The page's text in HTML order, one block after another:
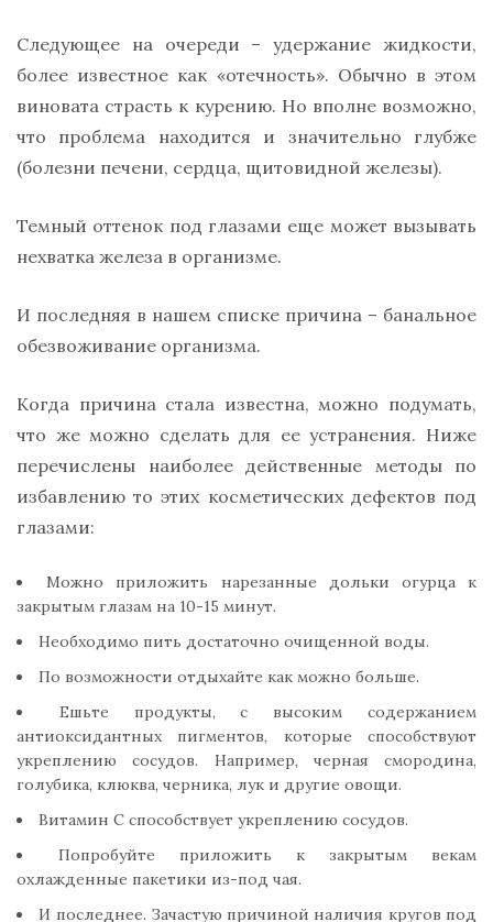
Следующее на очереди – удержание жидкости,
более известное как «отечность». Обычно в этом
виновата страсть к курению. Но вполне возможно,
что проблема находится и значительно глубже
(болезни печени, сердца, щитовидной железы).
Темный оттенок под глазами еще может вызывать
нехватка железа в организме.
И последняя в нашем списке причина – банальное
обезвоживание организма.
Когда причина стала известна, можно подумать,
что же можно сделать для ее устранения. Ниже
перечислены наиболее действенные методы по
избавлению то этих косметических дефектов под
глазами:
Можно приложить нарезанные дольки огурца к
закрытым глазам на 10-15 минут.
Необходимо пить достаточно очищенной воды.
По возможности отдыхайте как можно больше.
Ешьте продукты, с высоким содержанием
антиоксидантных пигментов, которые способствуют
укреплению сосудов. Например, черная смородина,
голубика, клюква, черника, лук и другие овощи.
Витамин С способствует укреплению сосудов.
Попробуйте приложить к закрытым векам
охлажденные пакетики из-под чая.
И последнее. Зачастую причиной наличия кругов под